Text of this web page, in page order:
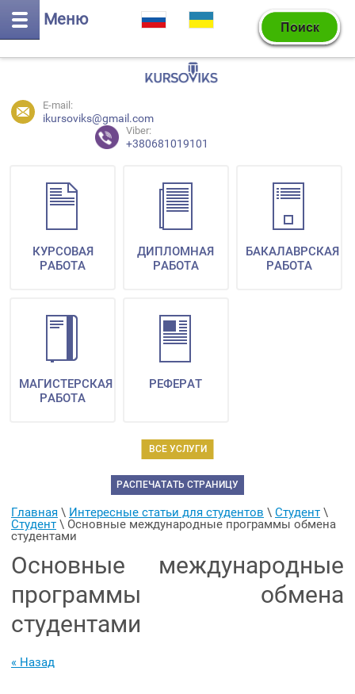
Меню
E-mail:
ikursoviks@gmail.com
Viber:
+380681019101
ВСЕ УСЛУГИ
КУРСОВАЯ
РАБОТА
ДИПЛОМНАЯ
РАБОТА
БАКАЛАВРСКАЯ
РАБОТА
МАГИСТЕРСКАЯ
РАБОТА
РЕФЕРАТ
РАСПЕЧАТАТЬ СТРАНИЦУ
Главная \ Интересные статьи для студентов \ Студент
Студент \ Основные международные программы обмена
студентами
Основные международные
программы обмена
студентами
« Назад